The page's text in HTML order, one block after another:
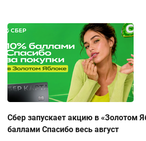
Сбер запускает акцию в «Золотом
баллами Спасибо весь август